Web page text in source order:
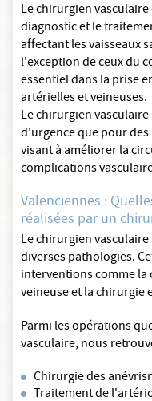
Le chirurgien
diagnostic et le
affectant les vaisseaux
l'exception de ceux du
essentiel dans la prise
artérielles et veineuses.
Le chirurgien
d'urgence que pour
visant à améliorer la
complications
Valenciennes :
réalisées par un
Le chirurgien
diverses pathologies.
interventions comme
veineuse et la chirurgie
Parmi les opérations
vasculaire, nous
Chirurgie des
Traitement de